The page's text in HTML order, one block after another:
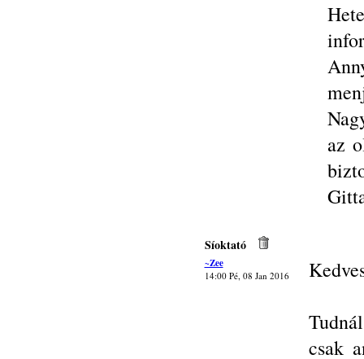
az
Síoktató
~Zee
14:00 Pé, 08 Jan 2016
csak